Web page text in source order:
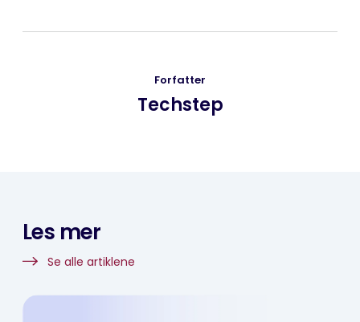
Forfatter
Techstep
Les mer
Se alle artiklene